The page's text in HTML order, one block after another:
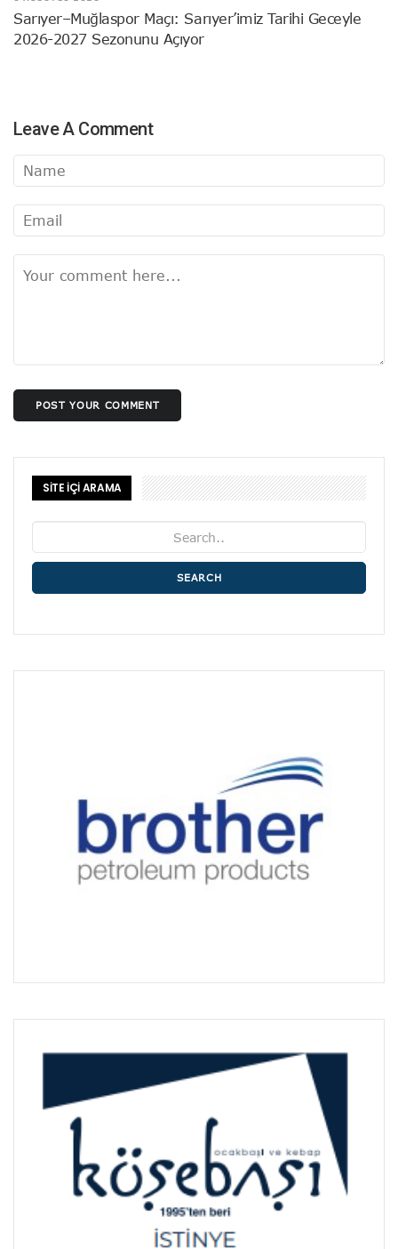
Sarıyer–Muğlaspor Maçı: Sarıyer’imiz Tarihi Geceyle
2026-2027 Sezonunu Açıyor
Leave A Comment
POST YOUR COMMENT
SİTE İÇİ ARAMA
SEARCH